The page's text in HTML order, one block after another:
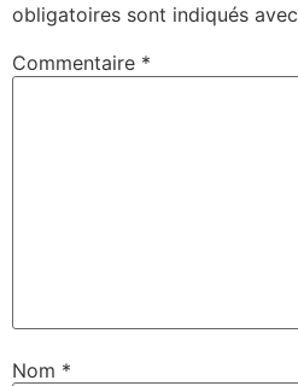
obligatoires sont indiqués avec
Commentaire *
Nom *